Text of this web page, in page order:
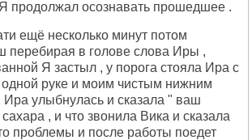
продолжал осознавать прошедшее .
ещё несколько минут потом
перебирая в голове слова Иры ,
Я застыл , у порога стояла Ира с
руке и моим чистым нижним
Ира улыбнулась и сказала " ваш
, и что звонила Вика и сказала
проблемы и после работы поедет